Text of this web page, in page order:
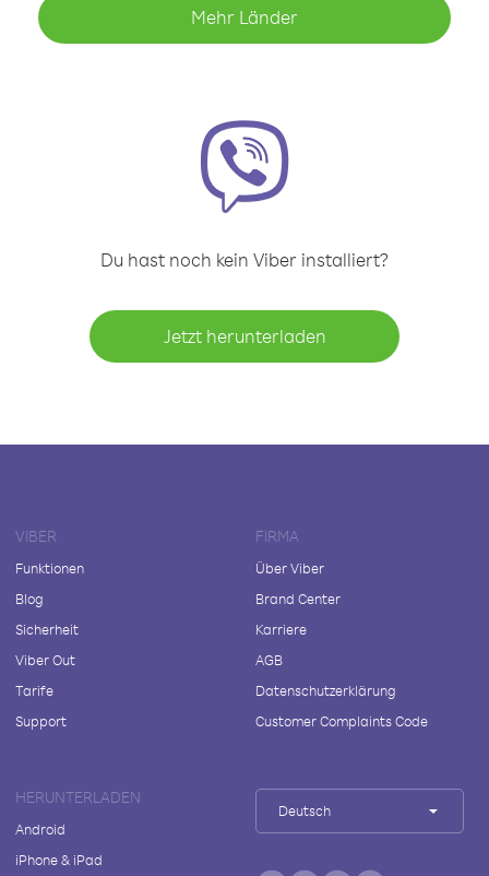
Mehr Länder
Du hast noch kein Viber installiert?
Jetzt herunterladen
VIBER
Funktionen
Blog
Sicherheit
Viber Out
Tarife
Support
FIRMA
Über Viber
Brand Center
Karriere
AGB
Datenschutzerklärung
Customer Complaints Code
HERUNTERLADEN
Android
iPhone & iPad
Deutsch